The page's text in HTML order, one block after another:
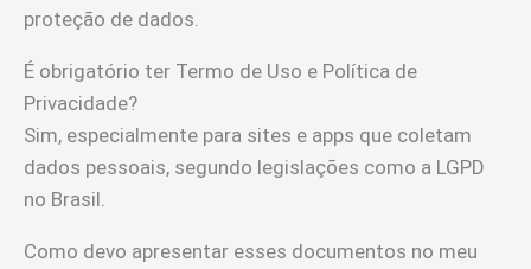
proteção de dados.
É obrigatório ter Termo de Uso e Política de
Privacidade?
Sim, especialmente para sites e apps que coletam
dados pessoais, segundo legislações como a LGPD
no Brasil.
Como devo apresentar esses documentos no meu